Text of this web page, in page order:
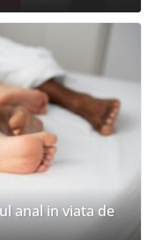
anal in viata de